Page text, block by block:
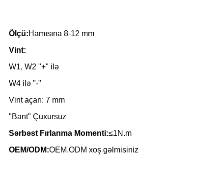
Ölçü:Hamısına 8-12 mm
Vint:
W1, W2 "+" ilə
W4 ilə "-"
Vint açarı: 7 mm
"Bant" Çuxursuz
Sərbəst Fırlanma Momenti:≤1N.m
OEM/ODM:OEM.ODM xoş gəlmisiniz